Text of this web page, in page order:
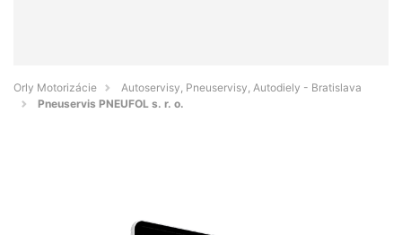
Orly Motorizácie
Autoservisy, Pneuservisy, Autodiely - Bratislava
Pneuservis PNEUFOL s. r. o.